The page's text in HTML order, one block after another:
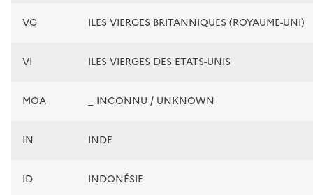
VG ILES VIERGES BRITANNIQUES (ROYAUME-UNI)
VI ILES VIERGES DES ETATS-UNIS
MOA _ INCONNU / UNKNOWN
IN INDE
ID INDONÉSIE